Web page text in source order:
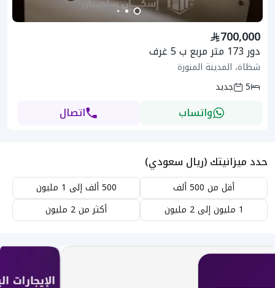
700,000
دور 173 متر مربع ب 5 غرف
شظاة، المدينة المنورة
5
جديد
واتساب اتصال
حدد ميزانيتك (ريال سعودي)
أقل من 500 ألف
500 ألف إلى 1 مليون
1 مليون إلى 2 مليون
أكثر من 2 مليون